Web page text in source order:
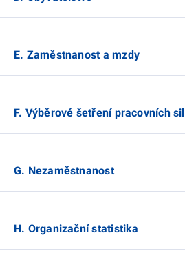
E. Zaměstnanost a mzdy
F. Výběrové šetření pracovních sil
G. Nezaměstnanost
H. Organizační statistika